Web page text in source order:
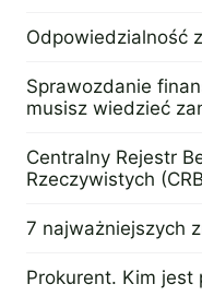
Odpowiedzialność
Sprawozdanie
musisz wiedzieć
Centralny Rejestr
Rzeczywistych
7 najważniejszych
Prokurent. Kim jest